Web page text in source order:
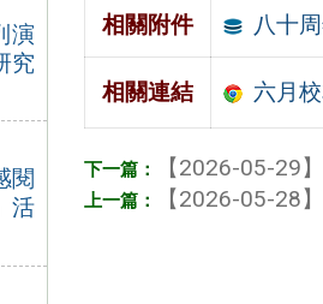
演
究
閱
活
相關附件 八十
相關連結 六月
【2026-05-29
【2026-05-28